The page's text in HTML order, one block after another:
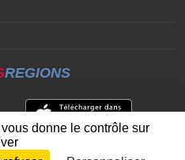
REGIONS
donne le contrôle sur